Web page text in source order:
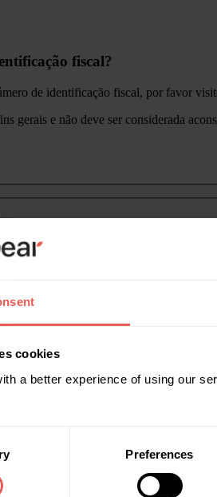
cookies
a better experience of using our
Preferences
fiscal?
de identificação fiscal, por favor
gerais e não deve ser considerada
são tributados? (não
tributados de acordo com a
mokesčių inspekcija) será